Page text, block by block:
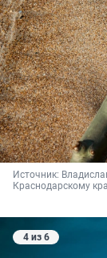
Источник:
Краснодарскому
4 из 6